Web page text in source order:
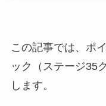
この記事では、ポ
ック（ステージ35
します。